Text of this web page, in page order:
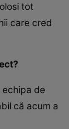
tot
care cred
de
că acum a